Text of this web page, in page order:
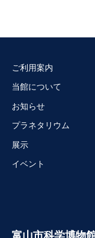
富山市科学博物
ご利用案内
当館について
お知らせ
プラネタリウム
展示
イベント